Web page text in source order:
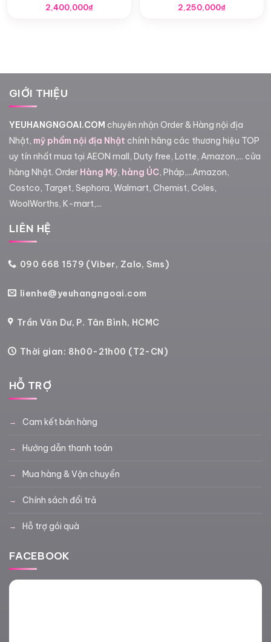
2,400,000₫
2,250,000₫
GIỚI THIỆU
YEUHANGNGOAI.COM chuyên nhận Order & Hàng nội địa
Nhật, mỹ phẩm nội địa Nhật chính hãng các thương hiệu TOP
uy tín nhất mua tại AEON mall, Duty free, Lotte, Amazon,... cửa
hàng Nhật. Order Hàng Mỹ, hàng ÚC, Pháp,...Amazon,
Costco, Target, Sephora, Walmart, Chemist, Coles,
WoolWorths, K-mart,...
LIÊN HỆ
090 668 1579 (Viber, Zalo, Sms)
lienhe@yeuhangngoai.com
Trần Văn Dư, P. Tân Bình, HCMC
Thời gian: 8h00-21h00 (T2-CN)
HỖ TRỢ
Cam kết bán hàng
Hướng dẫn thanh toán
Mua hàng & Vận chuyển
Chính sách đổi trả
Hỗ trợ gói quà
FACEBOOK